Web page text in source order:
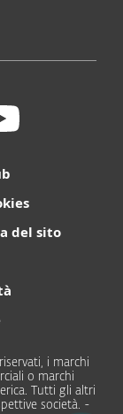
del sito
i marchi
o marchi
Tutti gli altri
società. -